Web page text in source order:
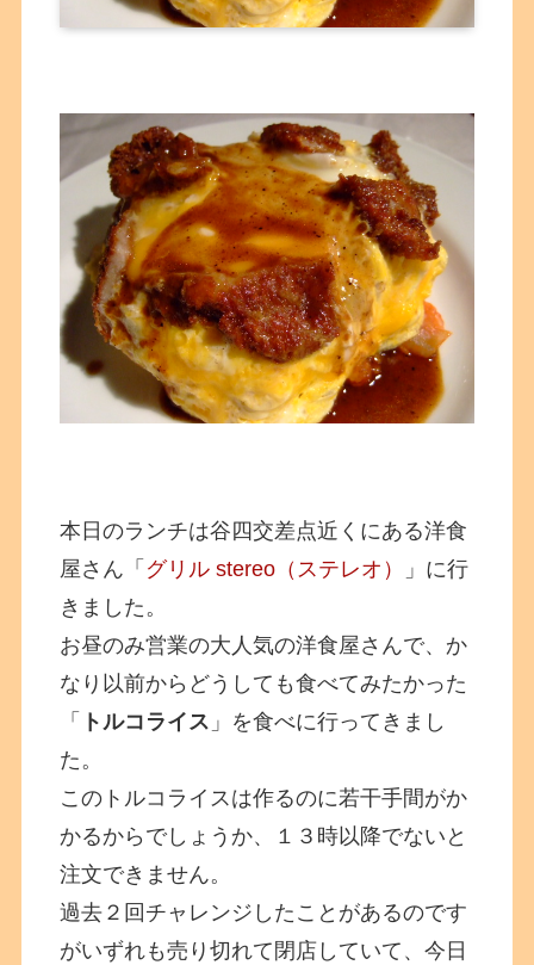
本日のランチは谷四交差点近くにある洋食
屋さん「 グリル stereo（ステレオ）
」に行
きました。
お昼のみ営業の大人気の洋食屋さんで、か
なり以前からどうしても食べてみたかった
「
トルコライス 」を食べに行ってきまし
た。
このトルコライスは作るのに若干手間がか
かるからでしょうか、１３時以降でないと
注文できません。
過去２回チャレンジしたことがあるのです
がいずれも売り切れて閉店していて、今日